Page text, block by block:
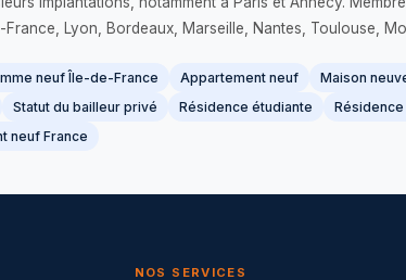
Lyon, Bordeaux, Marseille, Nantes, Toulouse,
neuf Île-de-France Appartement neuf Maison
Statut du bailleur privé Résidence étudiante
neuf France
NOS SERVICES